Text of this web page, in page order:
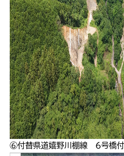
⑥付替県道嬉野川棚線 ６号橋付